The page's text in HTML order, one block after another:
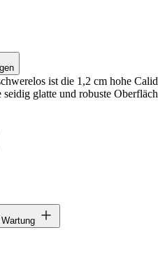
ist die 1,2 cm hohe
glatte und robuste